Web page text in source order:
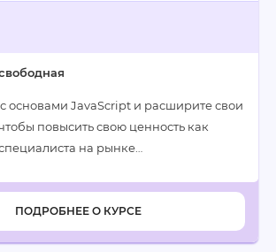
основами JavaScript и расширите свои
повысить свою ценность как
на рынке…
ПОДРОБНЕЕ О КУРСЕ